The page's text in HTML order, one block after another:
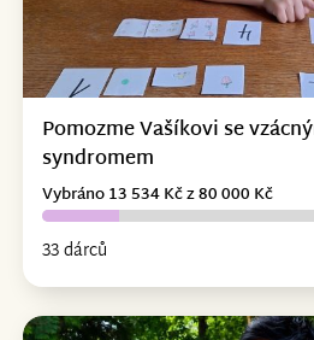
Pomozme Vašíkovi se
syndromem
33 dárců
Vybráno 13 534 Kč z 80 000 Kč